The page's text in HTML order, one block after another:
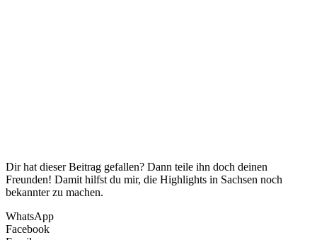
Dir hat dieser Beitrag gefallen? Dann teile ihn doch deinen
Freunden! Damit hilfst du mir, die Highlights in Sachsen noch
bekannter zu machen.
WhatsApp
Facebook